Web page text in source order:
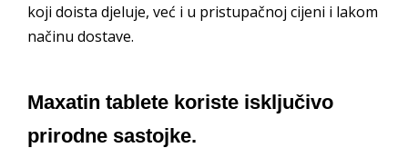
koji doista djeluje, već i u pristupačnoj cijeni i lakom
načinu dostave.
Maxatin tablete koriste isključivo
prirodne sastojke.